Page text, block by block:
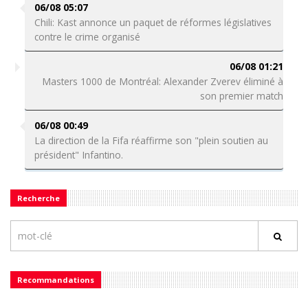
06/08 05:07
Chili: Kast annonce un paquet de réformes législatives
contre le crime organisé
06/08 01:21
Masters 1000 de Montréal: Alexander Zverev éliminé à
son premier match
06/08 00:49
La direction de la Fifa réaffirme son "plein soutien au
président" Infantino.
Recherche
Recommandations